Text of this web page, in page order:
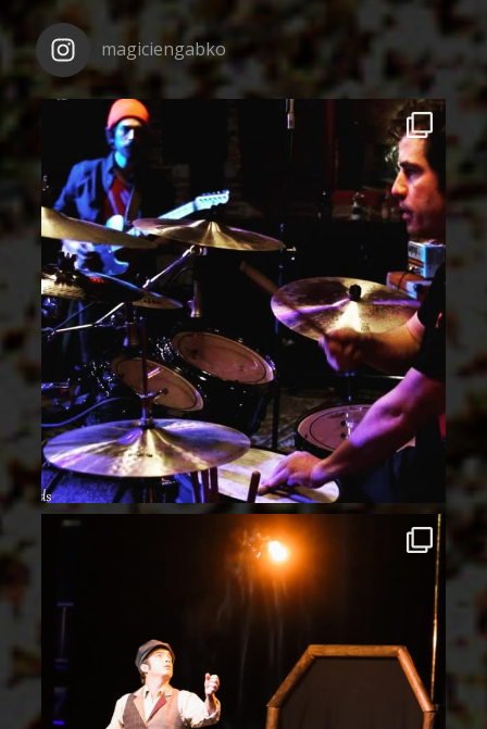
magiciengabko